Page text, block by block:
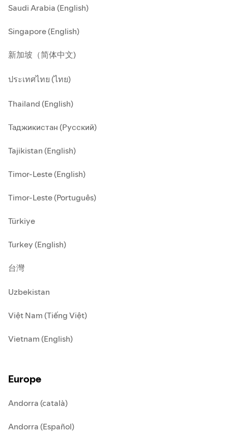
Saudi Arabia (English)
Singapore (English)
新加坡（简体中文)
ประเทศไทย (ไทย)
Thailand (English)
Таджикистан (Русский)
Tajikistan (English)
Timor-Leste (English)
Timor-Leste (Português)
Türkiye
Turkey (English)
台灣
Uzbekistan
Việt Nam (Tiếng Việt)
Vietnam (English)
Europe
Andorra (català)
Andorra (Español)